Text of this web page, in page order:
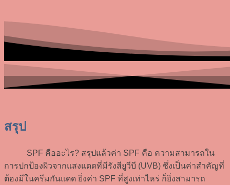
สรุป
SPF คืออะไร? สรุปแล้วค่า SPF คือ ความสามารถใน
การปกป้องผิวจากแสงแดดที่มีรังสียูวีบี (UVB) ซึ่งเป็นค่าสำคัญที่
ต้องมีในครีมกันแดด ยิ่งค่า SPF ที่สูงเท่าไหร่ ก็ยิ่งสามารถ